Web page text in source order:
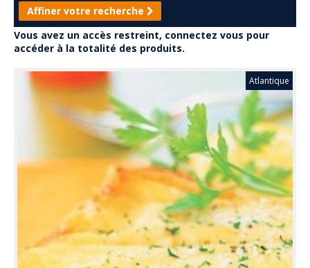
Affiner votre recherche
Vous avez un accès restreint, connectez vous pour
accéder à la totalité des produits.
Atlantique